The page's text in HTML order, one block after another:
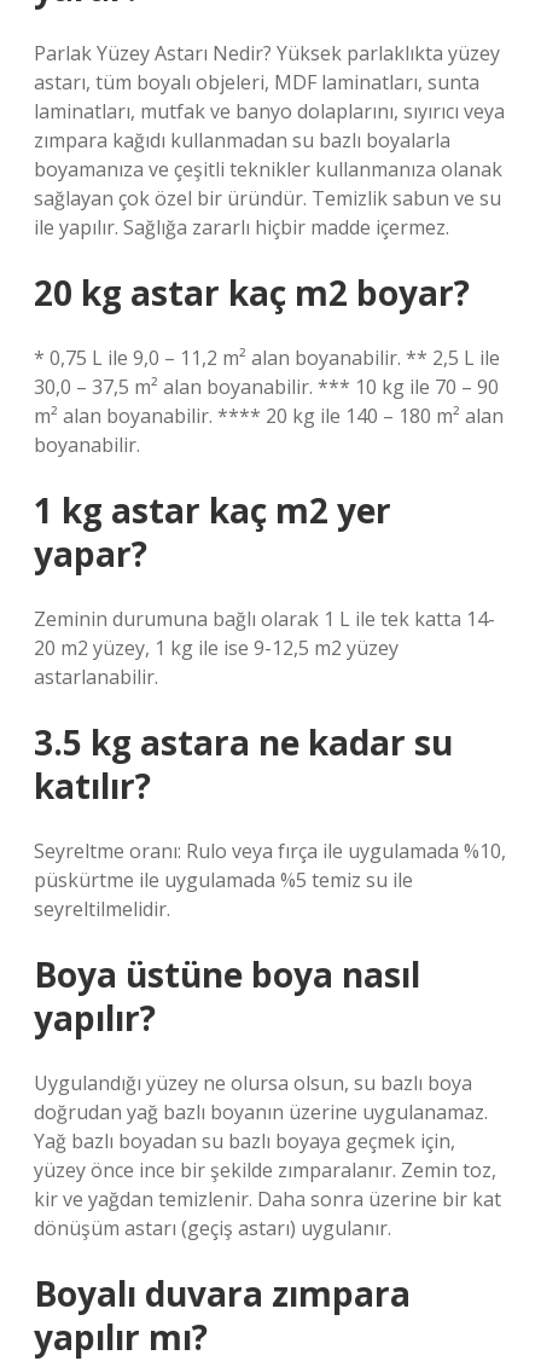
Parlak Yüzey Astarı Nedir? Yüksek parlaklıkta yüzey
astarı, tüm boyalı objeleri, MDF laminatları, sunta
laminatları, mutfak ve banyo dolaplarını, sıyırıcı veya
zımpara kağıdı kullanmadan su bazlı boyalarla
boyamanıza ve çeşitli teknikler kullanmanıza olanak
sağlayan çok özel bir üründür. Temizlik sabun ve su
ile yapılır. Sağlığa zararlı hiçbir madde içermez.
20 kg astar kaç m2 boyar?
* 0,75 L ile 9,0 – 11,2 m² alan boyanabilir. ** 2,5 L ile
30,0 – 37,5 m² alan boyanabilir. *** 10 kg ile 70 – 90
m² alan boyanabilir. **** 20 kg ile 140 – 180 m² alan
boyanabilir.
1 kg astar kaç m2 yer
yapar?
Zeminin durumuna bağlı olarak 1 L ile tek katta 14-
20 m2 yüzey, 1 kg ile ise 9-12,5 m2 yüzey
astarlanabilir.
3.5 kg astara ne kadar su
katılır?
Seyreltme oranı: Rulo veya fırça ile uygulamada %10,
püskürtme ile uygulamada %5 temiz su ile
seyreltilmelidir.
Boya üstüne boya nasıl
yapılır?
Uygulandığı yüzey ne olursa olsun, su bazlı boya
doğrudan yağ bazlı boyanın üzerine uygulanamaz.
Yağ bazlı boyadan su bazlı boyaya geçmek için,
yüzey önce ince bir şekilde zımparalanır. Zemin toz,
kir ve yağdan temizlenir. Daha sonra üzerine bir kat
dönüşüm astarı (geçiş astarı) uygulanır.
Boyalı duvara zımpara
yapılır mı?